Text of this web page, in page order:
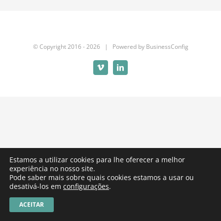
© Copyright 2016 -2026 | Powered by BusinessConfig
Vimeo LinkedIn
Estamos a utilizar cookies para lhe oferecer a melhor
experiência no nosso site.
Pode saber mais sobre quais cookies estamos a usar ou
desativá-los em configurações.
ACEITAR